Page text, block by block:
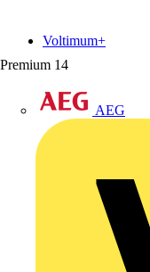
Premium 14
AEG
Voltimum+